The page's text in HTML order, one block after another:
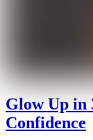
Glow Up in
Confidence